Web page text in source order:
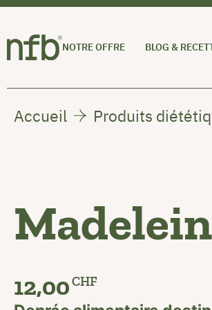
NOTRE OFFRE BLOG &
Accueil Produits
12,00CHF